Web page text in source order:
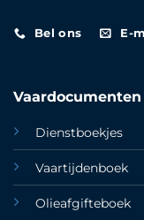
Bel ons E-
Vaardocumenten
Dienstboekjes
Vaartijdenboek
Olieafgifteboek